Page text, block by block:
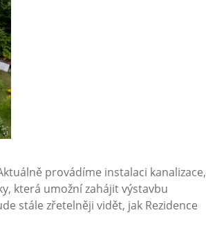
provádíme instalaci kanalizace,
která umožní zahájit výstavbu
stále zřetelněji vidět, jak Rezidence